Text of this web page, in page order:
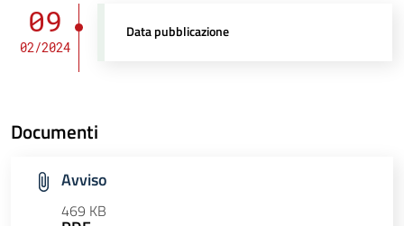
09
02/2024
Data pubblicazione
Documenti
Avviso
469 KB